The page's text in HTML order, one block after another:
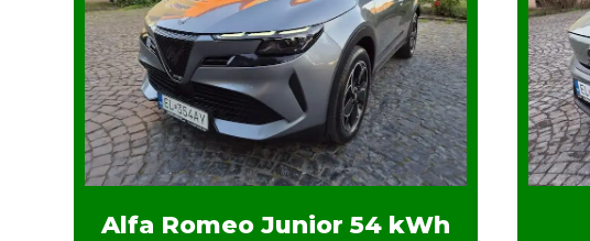
Alfa Romeo Junior 54 kWh